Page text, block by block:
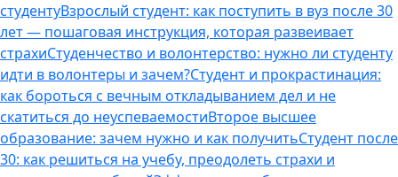
студентуВзрослый студент: как поступить в вуз после 30
лет — пошаговая инструкция, которая развеивает
страхиСтуденчество и волонтерство: нужно ли cтуденту
идти в волонтеры и зачем?Студент и прокрастинация:
как бороться с вечным откладыванием дел и не
скатиться до неуспеваемостиВторое высшее
образование: зачем нужно и как получитьСтудент после
30: как решиться на учебу, преодолеть страхи и